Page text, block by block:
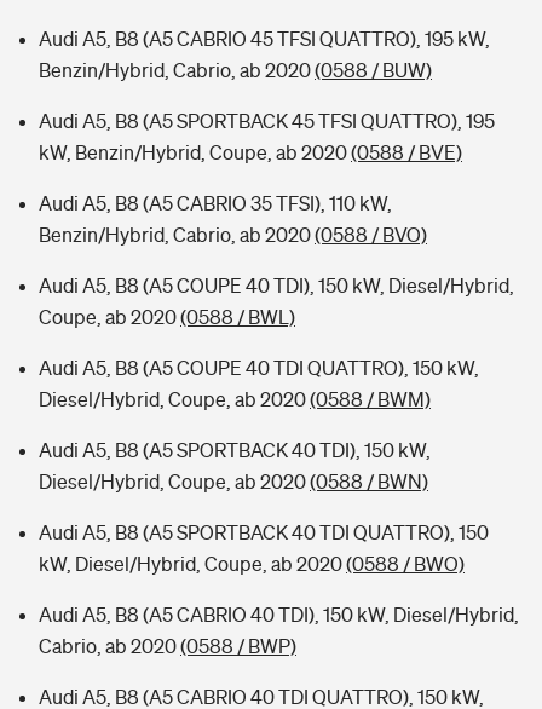
Audi A5, B8 (A5 CABRIO 45 TFSI QUATTRO), 195 kW,
Benzin/Hybrid, Cabrio, ab 2020(0588 / BUW)
Audi A5, B8 (A5 SPORTBACK 45 TFSI QUATTRO), 195
kW, Benzin/Hybrid, Coupe, ab 2020(0588 / BVE)
Audi A5, B8 (A5 CABRIO 35 TFSI), 110 kW,
Benzin/Hybrid, Cabrio, ab 2020(0588 / BVO)
Audi A5, B8 (A5 COUPE 40 TDI), 150 kW, Diesel/Hybrid,
Coupe, ab 2020(0588 / BWL)
Audi A5, B8 (A5 COUPE 40 TDI QUATTRO), 150 kW,
Diesel/Hybrid, Coupe, ab 2020(0588 / BWM)
Audi A5, B8 (A5 SPORTBACK 40 TDI), 150 kW,
Diesel/Hybrid, Coupe, ab 2020(0588 / BWN)
Audi A5, B8 (A5 SPORTBACK 40 TDI QUATTRO), 150
kW, Diesel/Hybrid, Coupe, ab 2020(0588 / BWO)
Audi A5, B8 (A5 CABRIO 40 TDI), 150 kW, Diesel/Hybrid,
Cabrio, ab 2020(0588 / BWP)
Audi A5, B8 (A5 CABRIO 40 TDI QUATTRO), 150 kW,